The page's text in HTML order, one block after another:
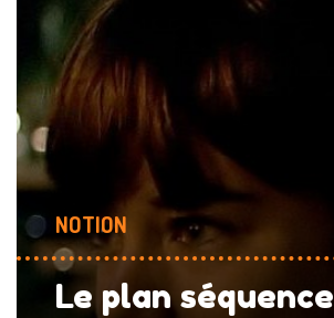
NOTION
Le plan séquence